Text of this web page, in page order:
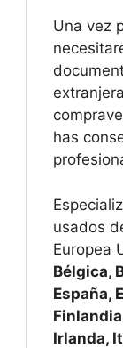
Una vez
has
usados
Europea
Bélgica,
España,
Irlanda,